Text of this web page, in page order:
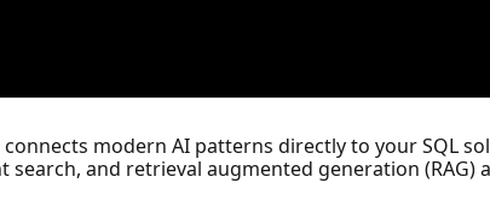
modern AI patterns directly to your SQL
and retrieval augmented generation (RAG)